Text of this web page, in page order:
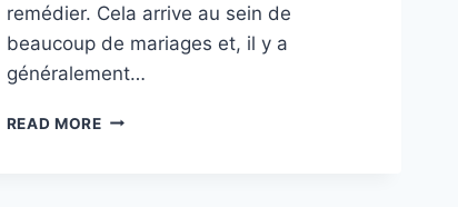
remédier. Cela arrive au sein de
beaucoup de mariages et, il y a
généralement…
READ MOREMA